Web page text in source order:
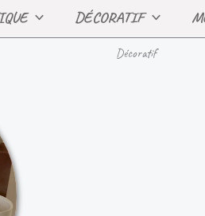
DÉCORATIF
Décoratif